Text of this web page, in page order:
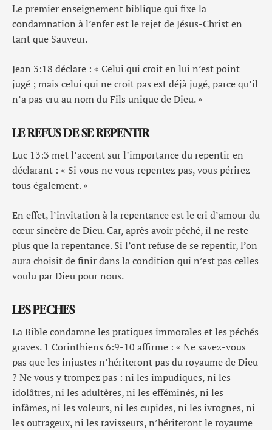
Le premier enseignement biblique qui fixe la
condamnation à l’enfer est le rejet de Jésus-Christ en
tant que Sauveur.
Jean 3:18 déclare : « Celui qui croit en lui n’est point
jugé ; mais celui qui ne croit pas est déjà jugé, parce qu’il
n’a pas cru au nom du Fils unique de Dieu. »
LE REFUS DE SE REPENTIR
Luc 13:3 met l’accent sur l’importance du repentir en
déclarant : « Si vous ne vous repentez pas, vous périrez
tous également. »
En effet, l’invitation à la repentance est le cri d’amour du
cœur sincère de Dieu. Car, après avoir péché, il ne reste
plus que la repentance. Si l’ont refuse de se repentir, l’on
aura choisit de finir dans la condition qui n’est pas celles
voulu par Dieu pour nous.
LES PECHES
La Bible condamne les pratiques immorales et les péchés
graves. 1 Corinthiens 6:9-10 affirme : « Ne savez-vous
pas que les injustes n’hériteront pas du royaume de Dieu
? Ne vous y trompez pas : ni les impudiques, ni les
idolâtres, ni les adultères, ni les efféminés, ni les
infâmes, ni les voleurs, ni les cupides, ni les ivrognes, ni
les outrageux, ni les ravisseurs, n’hériteront le royaume